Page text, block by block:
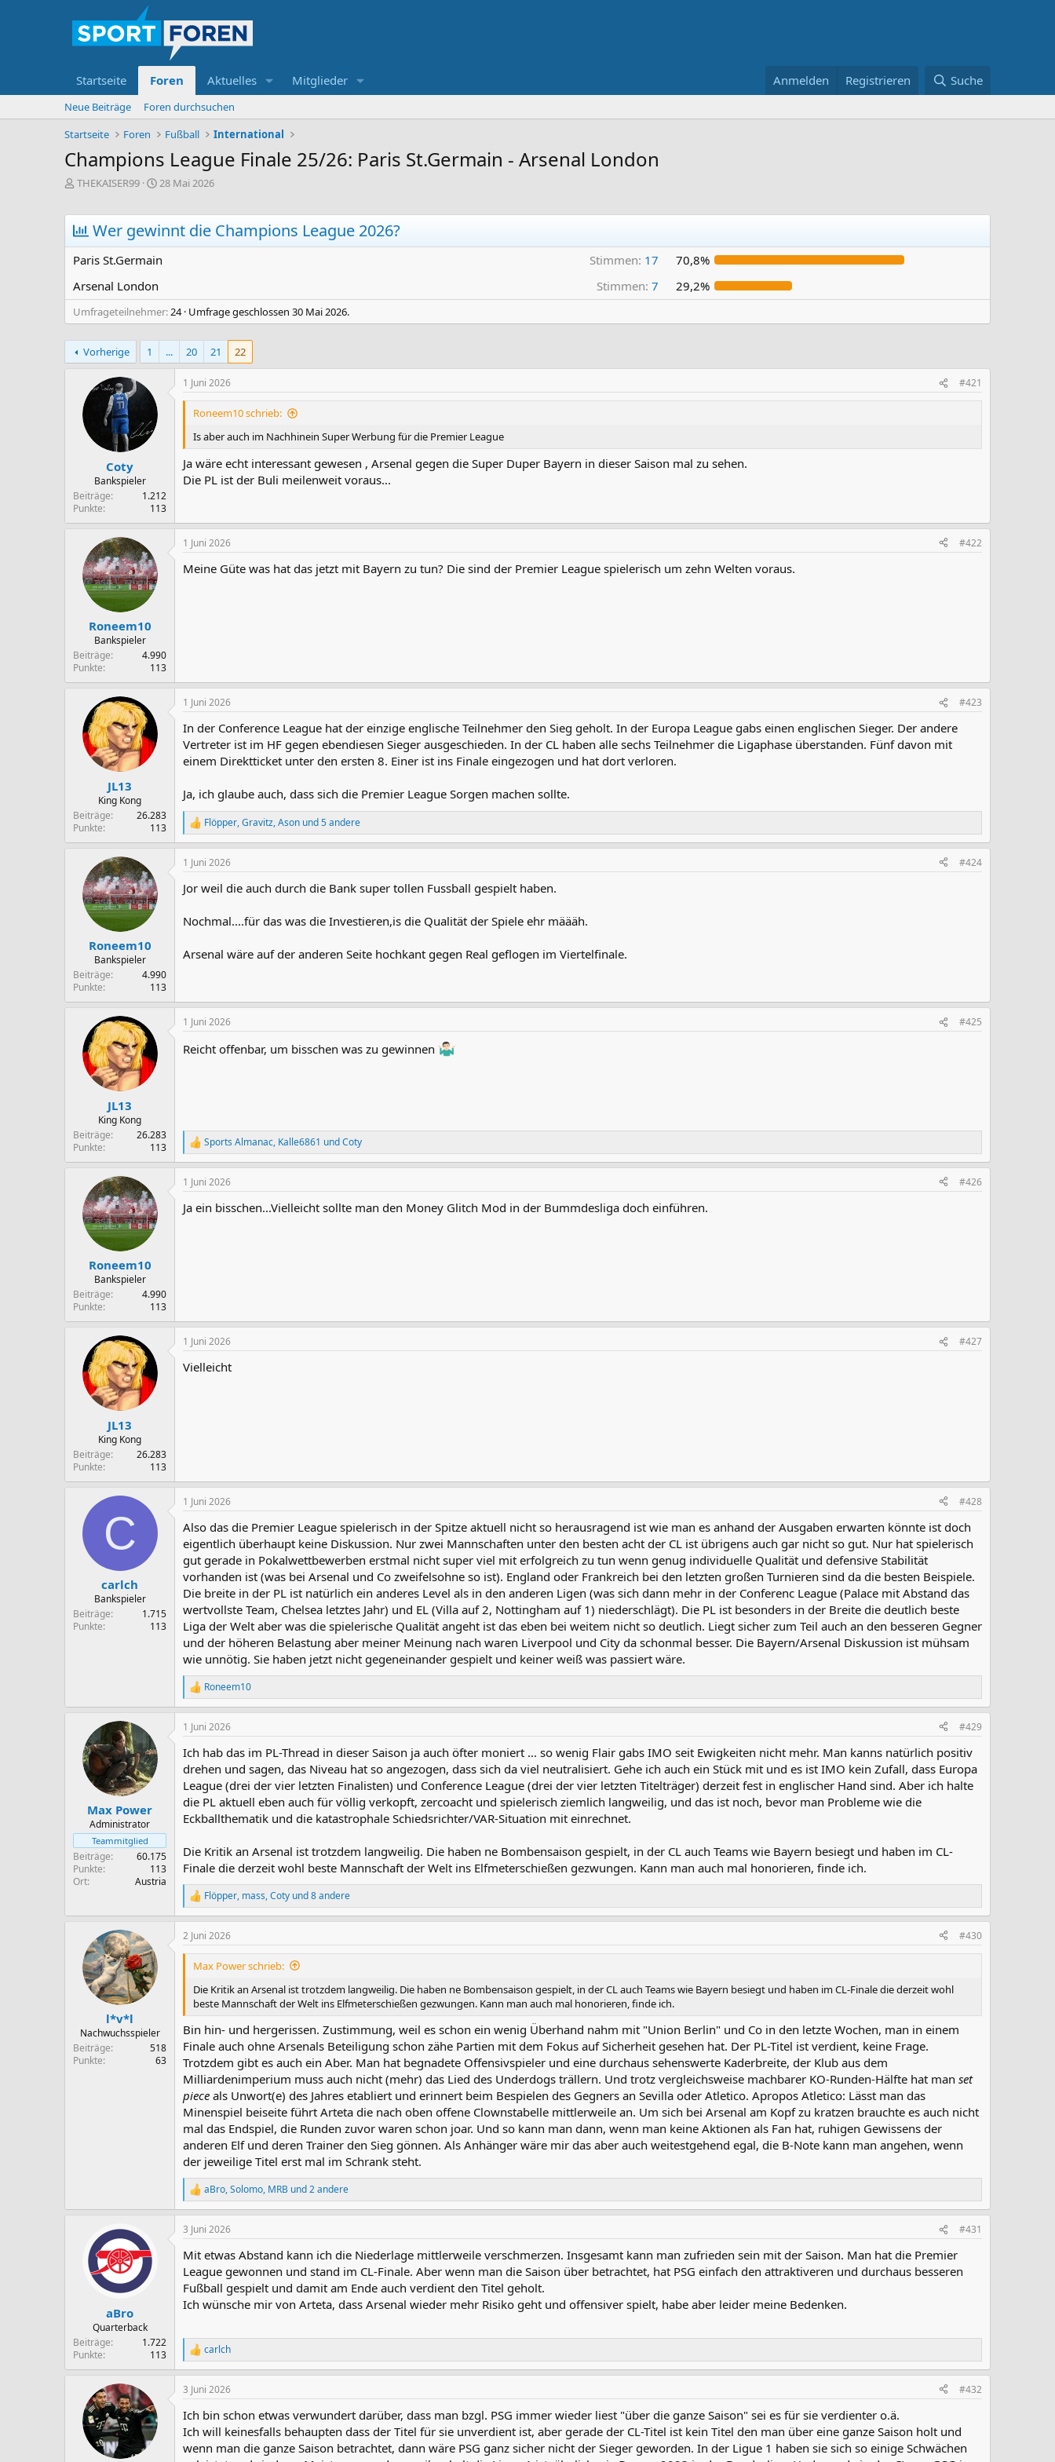
Startseite Foren Aktuelles Mitglieder Anmelden Registrieren Suche
Neue Beiträge
Foren durchsuchen
Startseite
Foren Fußball International
Champions League Finale 25/26: Paris St.Germain - Arsenal London
E
t
e
e
r
THEKAISER99
E
t
e
l
m
28 Mai 2026
Wer gewinnt die Champions League 2026?
Paris St.Germain Stimmen: 17
70,8%
Arsenal London
Stimmen: 7 29,2%
Umfrageteilnehmer 24 Umfrage geschlossen 30 Mai 2026.
Vorherige 1 ... 20 21 22
Coty
Bankspieler
Beiträge
1.212
Punkte
113
1 Juni 2026 #421
Roneem10 schrieb:
Is aber auch im Nachhinein Super Werbung für die Premier League
Ja wäre echt interessant gewesen , Arsenal gegen die Super Duper Bayern in dieser Saison mal zu sehen.
Die PL ist der Buli meilenweit voraus...
Roneem10
Bankspieler
Beiträge
4.990
Punkte
113
1 Juni 2026 #422
Meine Güte was hat das jetzt mit Bayern zu tun? Die sind der Premier League spielerisch um zehn Welten voraus.
JL13
King Kong
Beiträge
26.283
Punkte
113
1 Juni 2026 #423
In der Conference League hat der einzige englische Teilnehmer den Sieg geholt. In der Europa League gabs einen englischen Sieger. Der andere
Vertreter ist im HF gegen ebendiesen Sieger ausgeschieden. In der CL haben alle sechs Teilnehmer die Ligaphase überstanden. Fünf davon mit
einem Direktticket unter den ersten 8. Einer ist ins Finale eingezogen und hat dort verloren.
Ja, ich glaube auch, dass sich die Premier League Sorgen machen sollte.
R
e
a
k
i
n
e
:
Flöpper,Gravitz,Ason und 5 andere
Roneem10
Bankspieler
Beiträge
4.990
Punkte
113
1 Juni 2026 #424
Jor weil die auch durch die Bank super tollen Fussball gespielt haben.
Nochmal....für das was die Investieren,is die Qualität der Spiele ehr määäh.
Arsenal wäre auf der anderen Seite hochkant gegen Real geflogen im Viertelfinale.
JL13
King Kong
Beiträge
26.283
Punkte
113
1 Juni 2026 #425
Reicht offenbar, um bisschen was zu gewinnen
R
e
a
k
i
Sports Almanac, Kalle6861 undCoty
Roneem10
Bankspieler
Beiträge
4.990
Punkte
113
1 Juni 2026 #426
Ja ein bisschen...Vielleicht sollte man den Money Glitch Mod in der Bummdesliga doch einführen.
JL13
King Kong
Beiträge
26.283
Punkte
113
1 Juni 2026 #427
Vielleicht
C
carlch
Bankspieler
Beiträge
1.715
Punkte
113
1 Juni 2026 #428
Also das die Premier League spielerisch in der Spitze aktuell nicht so herausragend ist wie man es anhand der Ausgaben erwarten könnte ist doch
eigentlich überhaupt keine Diskussion. Nur zwei Mannschaften unter den besten acht der CL ist übrigens auch gar nicht so gut. Nur hat spielerisch
gut gerade in Pokalwettbewerben erstmal nicht super viel mit erfolgreich zu tun wenn genug individuelle Qualität und defensive Stabilität
vorhanden ist (was bei Arsenal und Co zweifelsohne so ist). England oder Frankreich bei den letzten großen Turnieren sind da die besten Beispiele.
Die breite in der PL ist natürlich ein anderes Level als in den anderen Ligen (was sich dann mehr in der Conferenc League (Palace mit Abstand das
wertvollste Team, Chelsea letztes Jahr) und EL (Villa auf 2, Nottingham auf 1) niederschlägt). Die PL ist besonders in der Breite die deutlich beste
Liga der Welt aber was die spielerische Qualität angeht ist das eben bei weitem nicht so deutlich. Liegt sicher zum Teil auch an den besseren Gegner
und der höheren Belastung aber meiner Meinung nach waren Liverpool und City da schonmal besser. Die Bayern/Arsenal Diskussion ist mühsam
wie unnötig. Sie haben jetzt nicht gegeneinander gespielt und keiner weiß was passiert wäre.
R
e
a
k
i
o
e
n
:
Roneem10
Max Power
Administrator
Teammitglied
Beiträge
60.175
Punkte
113
Ort
Austria
1 Juni 2026 #429
Ich hab das im PL-Thread in dieser Saison ja auch öfter moniert ... so wenig Flair gabs IMO seit Ewigkeiten nicht mehr. Man kanns natürlich positiv
drehen und sagen, das Niveau hat so angezogen, dass sich da viel neutralisiert. Gehe ich auch ein Stück mit und es ist IMO kein Zufall, dass Europa
League (drei der vier letzten Finalisten) und Conference League (drei der vier letzten Titelträger) derzeit fest in englischer Hand sind. Aber ich halte
die PL aktuell eben auch für völlig verkopft, zercoacht und spielerisch ziemlich langweilig, und das ist noch, bevor man Probleme wie die
Eckballthematik und die katastrophale Schiedsrichter/VAR-Situation mit einrechnet.
Die Kritik an Arsenal ist trotzdem langweilig. Die haben ne Bombensaison gespielt, in der CL auch Teams wie Bayern besiegt und haben im CL-
Finale die derzeit wohl beste Mannschaft der Welt ins Elfmeterschießen gezwungen. Kann man auch mal honorieren, finde ich.
R
e
a
k
t
n
:
Flöpper, mass,Coty und 8 andere
l*v*l
Nachwuchsspieler
Beiträge
518
Punkte
63
2 Juni 2026 #430
Max Power schrieb:
Die Kritik an Arsenal ist trotzdem langweilig. Die haben ne Bombensaison gespielt, in der CL auch Teams wie Bayern besiegt und haben im CL-Finale die derzeit wohl
beste Mannschaft der Welt ins Elfmeterschießen gezwungen. Kann man auch mal honorieren, finde ich.
Bin hin- und hergerissen. Zustimmung, weil es schon ein wenig Überhand nahm mit "Union Berlin" und Co in den letzte Wochen, man in einem
Finale auch ohne Arsenals Beteiligung schon zähe Partien mit dem Fokus auf Sicherheit gesehen hat. Der PL-Titel ist verdient, keine Frage.
Trotzdem gibt es auch ein Aber. Man hat begnadete Offensivspieler und eine durchaus sehenswerte Kaderbreite, der Klub aus dem
Milliardenimperium muss auch nicht (mehr) das Lied des Underdogs trällern. Und trotz vergleichsweise machbarer KO-Runden-Hälfte hat man set
piece als Unwort(e) des Jahres etabliert und erinnert beim Bespielen des Gegners an Sevilla oder Atletico. Apropos Atletico: Lässt man das
Minenspiel beiseite führt Arteta die nach oben offene Clownstabelle mittlerweile an. Um sich bei Arsenal am Kopf zu kratzen brauchte es auch nicht
mal das Endspiel, die Runden zuvor waren schon joar. Und so kann man dann, wenn man keine Aktionen als Fan hat, ruhigen Gewissens der
anderen Elf und deren Trainer den Sieg gönnen. Als Anhänger wäre mir das aber auch weitestgehend egal, die B-Note kann man angehen, wenn
der jeweilige Titel erst mal im Schrank steht.
R
e
a
k
i
o
n
e
n
aBro,Solomo, MRB und 2 andere
aBro
Quarterback
Beiträge
1.722
Punkte
113
3 Juni 2026 #431
Mit etwas Abstand kann ich die Niederlage mittlerweile verschmerzen. Insgesamt kann man zufrieden sein mit der Saison. Man hat die Premier
League gewonnen und stand im CL-Finale. Aber wenn man die Saison über betrachtet, hat PSG einfach den attraktiveren und durchaus besseren
Fußball gespielt und damit am Ende auch verdient den Titel geholt.
Ich wünsche mir von Arteta, dass Arsenal wieder mehr Risiko geht und offensiver spielt, habe aber leider meine Bedenken.
R
e
a
k
i
o
e
carlch
3 Juni 2026 #432
Ich bin schon etwas verwundert darüber, dass man bzgl. PSG immer wieder liest "über die ganze Saison" sei es für sie verdienter o.ä.
Ich will keinesfalls behaupten dass der Titel für sie unverdient ist, aber gerade der CL-Titel ist kein Titel den man über eine ganze Saison holt und
wenn man die ganze Saison betrachtet, dann wäre PSG ganz sicher nicht der Sieger geworden. In der Ligue 1 haben sie sich so einige Schwächen